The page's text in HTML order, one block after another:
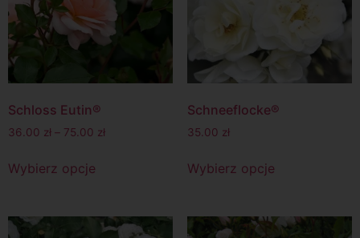
Schloss Eutin®
36.00 zł – 75.00 zł
Wybierz opcje
Schneeflocke®
35.00 zł
Wybierz opcje